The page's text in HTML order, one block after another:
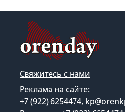
Свяжитесь с нами
Реклама на сайте:
+7 (922) 6254474,